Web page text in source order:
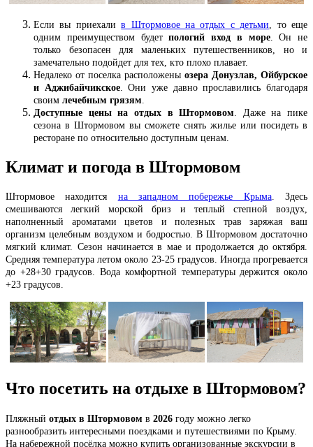
Если вы приехалив Штормовое на отдых с детьми , то еще
одним преимуществом будетпологий вход в море. Он не
только безопасен для маленьких путешественников, но и
замечательно подойдет для тех, кто плохо плавает.
Недалеко от поселка расположены озера Донузлав, Ойбурское
и Аджибайчикское. Они уже давно прославились благодаря
своим лечебным грязям
Доступные цены на отдых в Штормовом . Даже на пике
сезона в Штормовом вы сможете снять жилье или посидеть в
ресторане по относительно доступным ценам.
Климат и погода в Штормовом
Штормовое находится на западном побережье Крыма. Здесь
смешиваются легкий морской бриз и теплый степной воздух,
наполненный ароматами цветов и полезных трав заряжая ваш
организм целебным воздухом и бодростью. В Штормовом достаточно
мягкий климат. Сезон начинается в мае и продолжается до октября.
Средняя температура летом около 23-25 градусов. Иногда прогревается
до +28+30 градусов. Вода комфортной температуры держится около
+23 градусов.
Что посетить на отдыхе в Штормовом?
Пляжный отдых в Штормовом в 2026 году можно легко
разнообразить интересными поездками и путешествиями по Крыму.
На набережной посёлка можно купить организованные экскурсии в